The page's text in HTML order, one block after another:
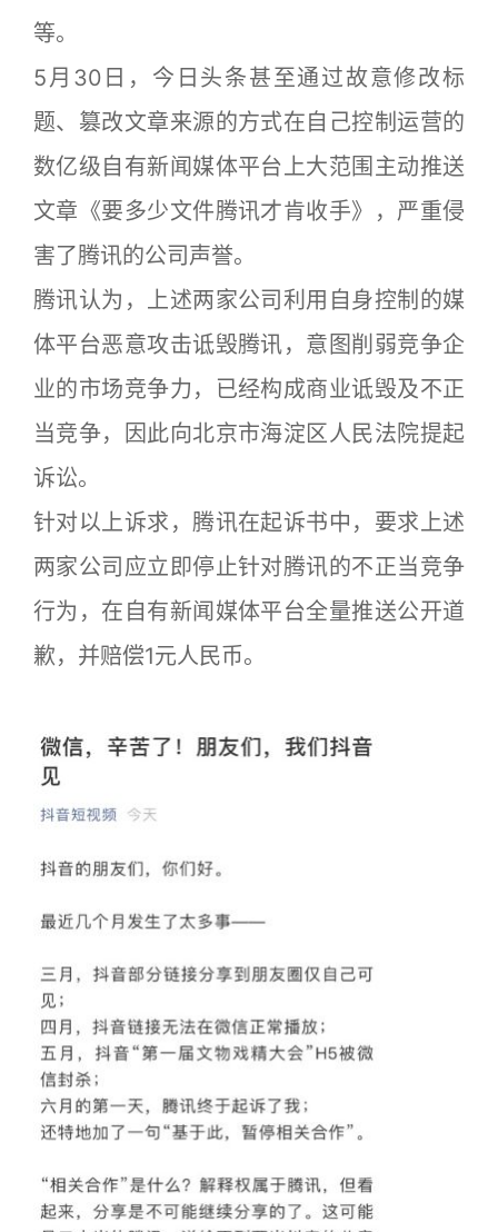
等。
5月30日，今日头条甚至通过故意修改标
题、篡改文章来源的方式在自己控制运营的
数亿级自有新闻媒体平台上大范围主动推送
文章《要多少文件腾讯才肯收手》，严重侵
害了腾讯的公司声誉。
腾讯认为，上述两家公司利用自身控制的媒
体平台恶意攻击诋毁腾讯，意图削弱竞争企
业的市场竞争力，已经构成商业诋毁及不正
当竞争，因此向北京市海淀区人民法院提起
诉讼。
针对以上诉求，腾讯在起诉书中，要求上述
两家公司应立即停止针对腾讯的不正当竞争
行为，在自有新闻媒体平台全量推送公开道
歉，并赔偿1元人民币。